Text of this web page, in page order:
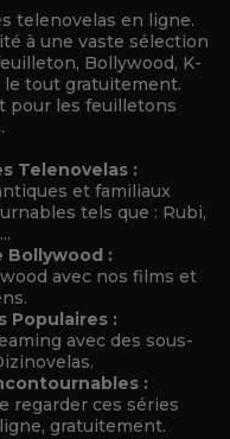
telenovelas en ligne.
à une vaste sélection
Bollywood, K-
le tout gratuitement.
pour les feuilletons
Telenovelas :
et familiaux
tels que : Rubi,
Bollywood :
avec nos films et
Populaires :
avec des sous-
:
regarder ces séries
gratuitement.